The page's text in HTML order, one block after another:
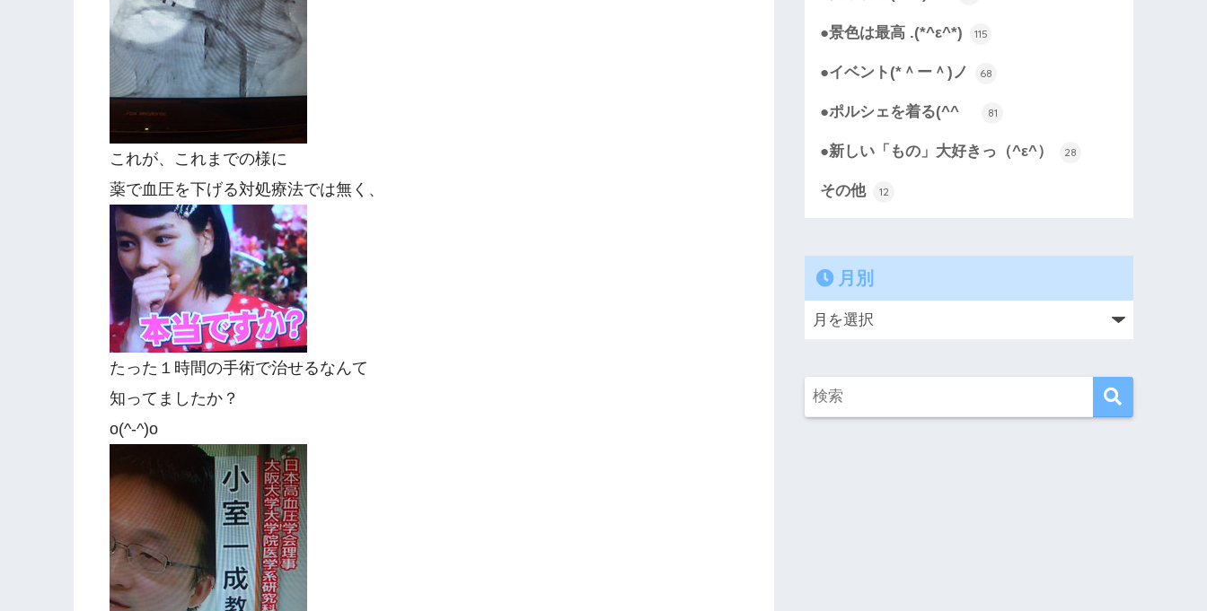
これが、これまでの様に
薬で血圧を下げる対処療法では無く、
たった１時間の手術で治せるなんて
知ってましたか？
o(^-^)o
●景色は最高 .(*^ε^*) 115
●イベント(*＾ー＾)ノ 68
●ポルシェを着る(^^ゞ 81
●新しい「もの」大好きっ（^ε^） 28
その他 12
月別